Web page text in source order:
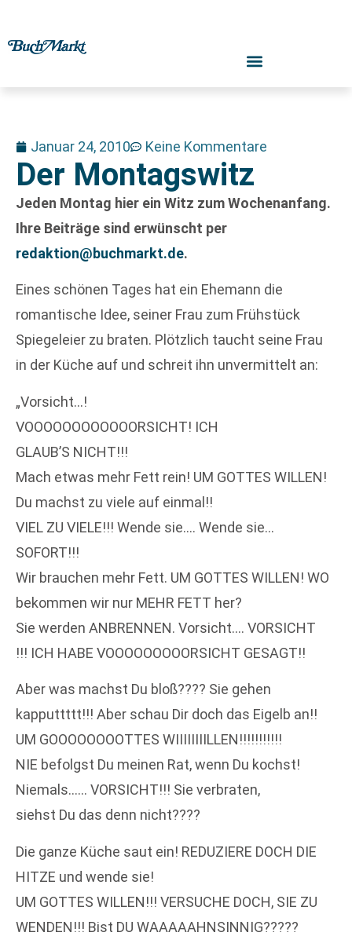
Januar 24, 2010 Keine Kommentare
Der Montagswitz
Jeden Montag hier ein Witz zum Wochenanfang.
Ihre Beiträge sind erwünscht per
redaktion@buchmarkt.de.
Eines schönen Tages hat ein Ehemann die
romantische Idee, seiner Frau zum Frühstück
Spiegeleier zu braten. Plötzlich taucht seine Frau
in der Küche auf und schreit ihn unvermittelt an:
„Vorsicht…!
VOOOOOOOOOOOORSICHT! ICH
GLAUB’S NICHT!!!
Mach etwas mehr Fett rein! UM GOTTES WILLEN!
Du machst zu viele auf einmal!!
VIEL ZU VIELE!!! Wende sie…. Wende sie…
SOFORT!!!
Wir brauchen mehr Fett. UM GOTTES WILLEN! WO
bekommen wir nur MEHR FETT her?
Sie werden ANBRENNEN. Vorsicht…. VORSICHT
!!! ICH HABE VOOOOOOOOORSICHT GESAGT!!
Aber was machst Du bloß???? Sie gehen
kapputtttt!!! Aber schau Dir doch das Eigelb an!!
UM GOOOOOOOOTTES WIIIIIIIILLEN!!!!!!!!!!!
NIE befolgst Du meinen Rat, wenn Du kochst!
Niemals…… VORSICHT!!! Sie verbraten,
siehst Du das denn nicht????
Die ganze Küche saut ein! REDUZIERE DOCH DIE
HITZE und wende sie!
UM GOTTES WILLEN!!! VERSUCHE DOCH, SIE ZU
WENDEN!!! Bist DU WAAAAAHNSINNIG?????